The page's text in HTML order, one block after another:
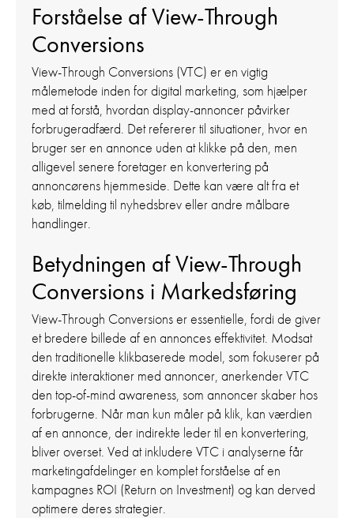
Forståelse af View-Through
Conversions
View-Through Conversions (VTC) er en vigtig
målemetode inden for digital marketing, som hjælper
med at forstå, hvordan display-annoncer påvirker
forbrugeradfærd. Det refererer til situationer, hvor en
bruger ser en annonce uden at klikke på den, men
alligevel senere foretager en konvertering på
annoncørens hjemmeside. Dette kan være alt fra et
køb, tilmelding til nyhedsbrev eller andre målbare
handlinger.
Betydningen af View-Through
Conversions i Markedsføring
View-Through Conversions er essentielle, fordi de giver
et bredere billede af en annonces effektivitet. Modsat
den traditionelle klikbaserede model, som fokuserer på
direkte interaktioner med annoncer, anerkender VTC
den top-of-mind awareness, som annoncer skaber hos
forbrugerne. Når man kun måler på klik, kan værdien
af en annonce, der indirekte leder til en konvertering,
bliver overset. Ved at inkludere VTC i analyserne får
marketingafdelinger en komplet forståelse af en
kampagnes ROI (Return on Investment) og kan derved
optimere deres strategier.